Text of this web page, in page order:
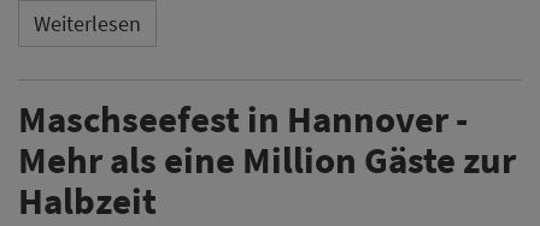
Weiterlesen
Maschseefest in Hannover -
Mehr als eine Million Gäste zur
Halbzeit